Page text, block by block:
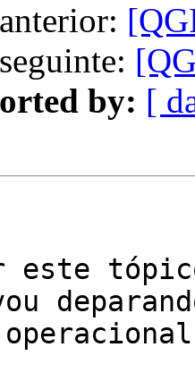
by: [